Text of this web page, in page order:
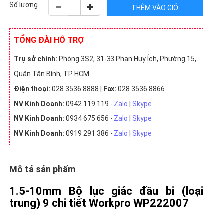
Số lượng
TỔNG ĐÀI HỖ TRỢ
Trụ sở chính: Phòng 3S2, 31-33 Phan Huy Ích, Phường 15,
Quận Tân Bình, TP HCM
Điện thoại: 028 3536 8888 | Fax: 028 3536 8866
NV Kinh Doanh: 0942 119 119 - Zalo
Skype
NV Kinh Doanh: 0934 675 656 - Zalo
Skype
NV Kinh Doanh: 0919 291 386 - Zalo Skype
Mô tả sản phẩm
1.5-10mm Bộ lục giác đầu bi (loại
trung) 9 chi tiết Workpro WP222007